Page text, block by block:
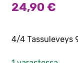
24,90 €
4/4 Tassuleveys